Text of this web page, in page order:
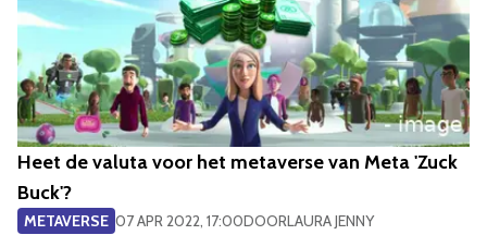
​Heet de valuta voor het metaverse van Meta 'Zuck
Buck'?
METAVERSE 07 APR 2022, 17:00DOORLAURA JENNY